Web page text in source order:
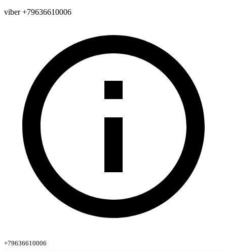
viber +79636610006
+79636610006